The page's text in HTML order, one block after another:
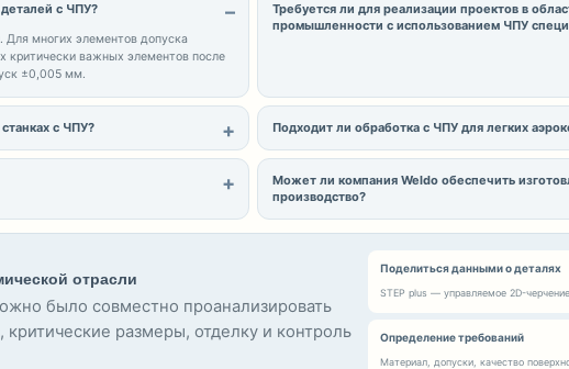
с ЧПУ?
Для многих элементов допуска
критически важных элементов после
±0,005 мм.
Требуется ли для реализации проектов в
промышленности с использованием ЧПУ
с ЧПУ? Подходит ли обработка с ЧПУ для легких
Может ли компания Weldo обеспечить
производство?
отрасли
было совместно проанализировать
размеры, отделку и контроль
Поделиться данными о деталях
STEP plus — управляемое 2D-черчение
Определение требований
Материал, допуски, качество